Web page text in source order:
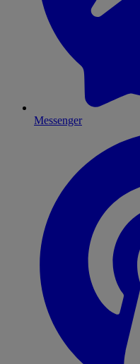
Messenger